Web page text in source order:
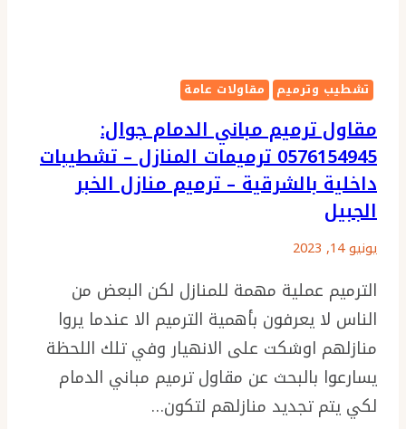
تشطيب وترميم مقاولات عامة
مقاول ترميم مباني الدمام جوال:
0576154945 ترميمات المنازل – تشطيبات
داخلية بالشرقية – ترميم منازل الخبر
الجبيل
يونيو 14, 2023
الترميم عملية مهمة للمنازل لكن البعض من
الناس لا يعرفون بأهمية الترميم الا عندما يروا
منازلهم اوشكت على الانهيار وفي تلك اللحظة
يسارعوا بالبحث عن مقاول ترميم مباني الدمام
لكي يتم تجديد منازلهم لتكون…